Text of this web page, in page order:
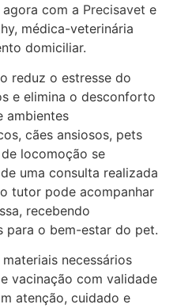
agora com a Precisavet e
médica-veterinária
domiciliar.
reduz o estresse do
e elimina o desconforto
ambientes
cães ansiosos, pets
locomoção se
uma consulta realizada
tutor pode acompanhar
recebendo
para o bem-estar do pet.
necessários
vacinação com validade
atenção, cuidado e